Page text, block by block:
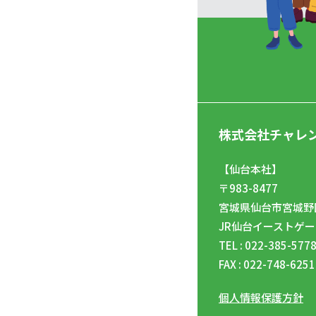
株式会社チャレ
【仙台本社】
〒983-8477
宮城県仙台市宮城
JR仙台イーストゲ
TEL : 022-385-5778
FAX : 022-748-6251
個人情報保護方針